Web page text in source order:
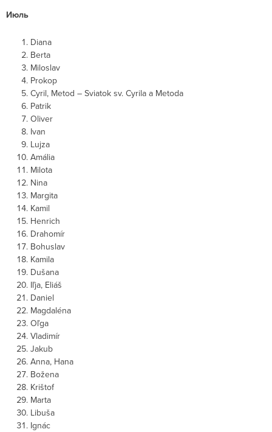
Июль
Diana
Berta
Miloslav
Prokop
Cyril, Metod – Sviatok sv. Cyrila a Metoda
Patrik
Oliver
Ivan
Lujza
Amália
Milota
Nina
Margita
Kamil
Henrich
Drahomír
Bohuslav
Kamila
Dušana
Iľja, Eliáš
Daniel
Magdaléna
Oľga
Vladimír
Jakub
Anna, Hana
Božena
Krištof
Marta
Libuša
Ignác